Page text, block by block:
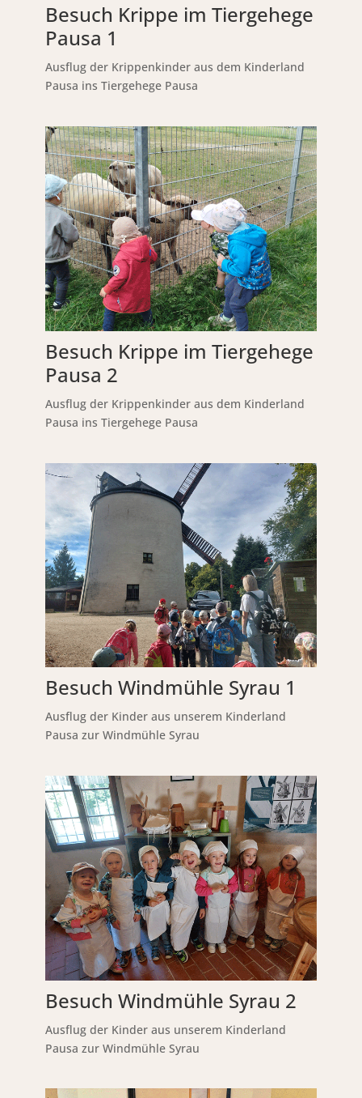
Besuch Krippe im Tiergehege
Pausa 1
Ausflug der Krippenkinder aus dem Kinderland
Pausa ins Tiergehege Pausa
Besuch Krippe im Tiergehege
Pausa 2
Ausflug der Krippenkinder aus dem Kinderland
Pausa ins Tiergehege Pausa
Besuch Windmühle Syrau 1
Ausflug der Kinder aus unserem Kinderland
Pausa zur Windmühle Syrau
Besuch Windmühle Syrau 2
Ausflug der Kinder aus unserem Kinderland
Pausa zur Windmühle Syrau